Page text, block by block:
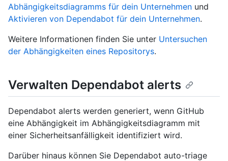
Abhängigkeitsdiagramms für dein Unternehmen und
Aktivieren von Dependabot für dein Unternehmen.
Weitere Informationen finden Sie unter Untersuchen
der Abhängigkeiten eines Repositorys.
Verwalten Dependabot alerts
Dependabot alerts werden generiert, wenn GitHub
eine Abhängigkeit im Abhängigkeitsdiagramm mit
einer Sicherheitsanfälligkeit identifiziert wird.
Darüber hinaus können Sie Dependabot auto-triage